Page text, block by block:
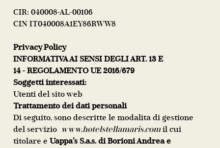
CIR: 040008-AL-00106
CIN IT040008A1EY86RWW8
Privacy Policy
INFORMATIVA AI SENSI DEGLI ART. 13 E
14 - REGOLAMENTO UE 2016/679
Soggetti interessati:
Utenti del sito web
Trattamento dei dati personali
Di seguito, sono descritte le modalità di gestione
del servizio www.hotelstellamaris.com il cui
titolare è Uappa’s S.a.s. di Borioni Andrea e